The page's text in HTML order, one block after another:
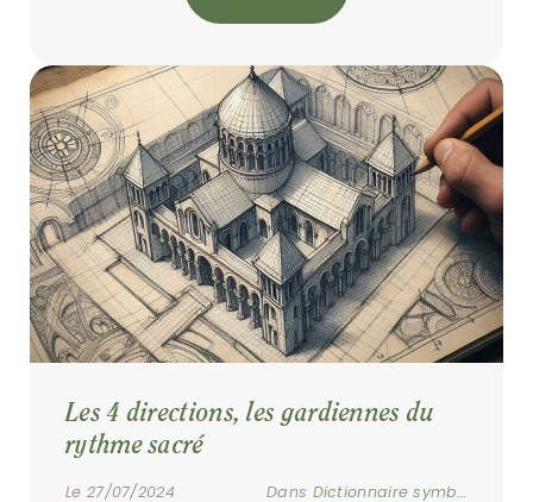
Les 4 directions, les gardiennes du
rythme sacré
Le 27/07/2024 Dans Dictionnaire symbolique